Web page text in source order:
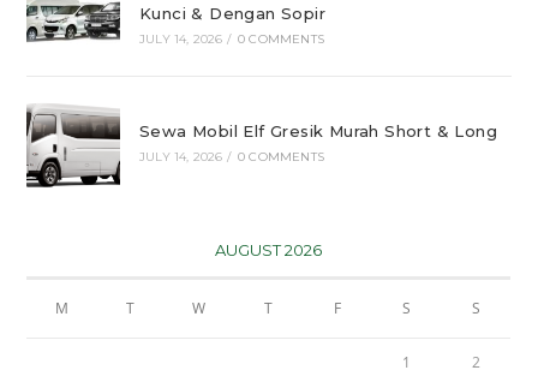
Kunci & Dengan Sopir
JULY 14, 2026 / 0 COMMENTS
Sewa Mobil Elf Gresik Murah Short & Long
JULY 14, 2026 / 0 COMMENTS
AUGUST 2026
M T W T F S S
1 2